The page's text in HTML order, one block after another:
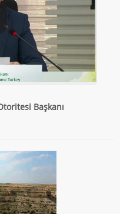
Başkanı